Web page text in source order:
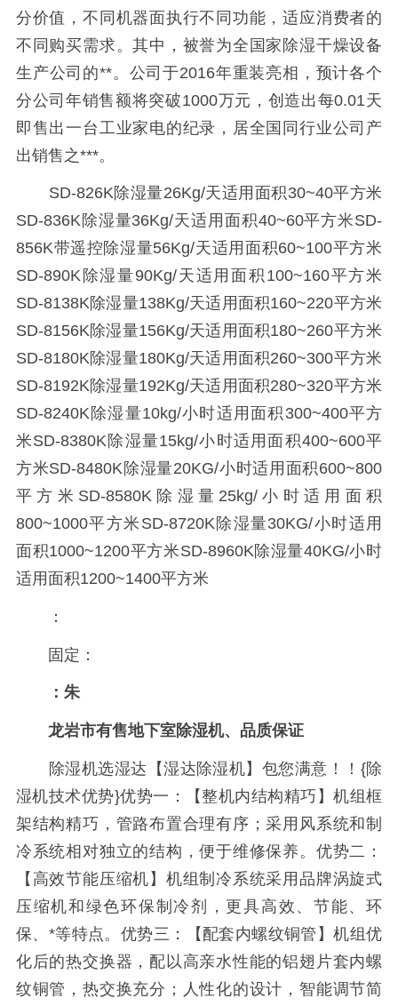
分价值，不同机器面执行不同功能，适应消费者的
不同购买需求。其中，被誉为全国家除湿干燥设备
生产公司的**。公司于2016年重装亮相，预计各个
分公司年销售额将突破1000万元，创造出每0.01天
即售出一台工业家电的纪录，居全国同行业公司产
出销售之***。
SD-826K除湿量26Kg/天适用面积30~40平方米
SD-836K除湿量36Kg/天适用面积40~60平方米SD-
856K带遥控除湿量56Kg/天适用面积60~100平方米
SD-890K除湿量90Kg/天适用面积100~160平方米
SD-8138K除湿量138Kg/天适用面积160~220平方米
SD-8156K除湿量156Kg/天适用面积180~260平方米
SD-8180K除湿量180Kg/天适用面积260~300平方米
SD-8192K除湿量192Kg/天适用面积280~320平方米
SD-8240K除湿量10kg/小时适用面积300~400平方
米SD-8380K除湿量15kg/小时适用面积400~600平
方米SD-8480K除湿量20KG/小时适用面积600~800
平方米SD-8580K除湿量25kg/小时适用面积
800~1000平方米SD-8720K除湿量30KG/小时适用
面积1000~1200平方米SD-8960K除湿量40KG/小时
适用面积1200~1400平方米
：
固定：
：朱
龙岩市有售地下室除湿机、品质保证
除湿机选湿达【湿达除湿机】包您满意！！{除
湿机技术优势}优势一：【整机内结构精巧】机组框
架结构精巧，管路布置合理有序；采用风系统和制
冷系统相对独立的结构，便于维修保养。优势二：
【高效节能压缩机】机组制冷系统采用品牌涡旋式
压缩机和绿色环保制冷剂，更具高效、节能、环
保、*等特点。优势三：【配套内螺纹铜管】机组优
化后的热交换器，配以高亲水性能的铝翅片套内螺
纹铜管，热交换充分；人性化的设计，智能调节简